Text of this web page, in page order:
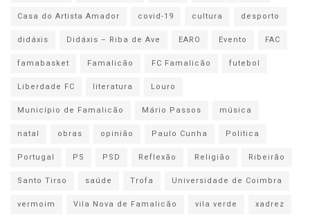
Casa do Artista Amador
covid-19 cultura
desporto
didáxis
Didáxis – Riba de Ave EARO Evento
FAC
famabasket
Famalicão FC Famalicão
futebol
Liberdade FC
literatura
Louro
Município de Famalicão
Mário Passos
música
natal
obras opinião Paulo Cunha
Politica
Portugal
PS PSD Reflexão Religião
Ribeirão
Santo Tirso
saúde Trofa
Universidade de Coimbra
vermoim
Vila Nova de Famalicão vila verde xadrez